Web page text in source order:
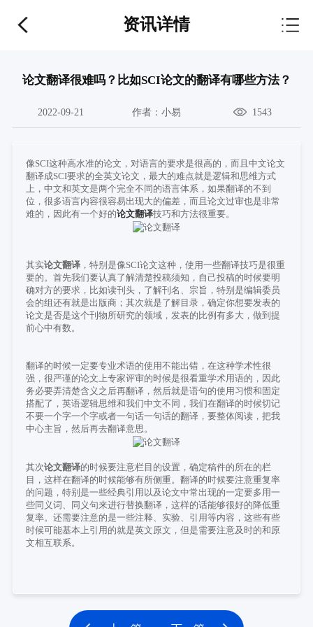
资讯详情
论文翻译很难吗？比如SCI论文的翻译有哪些方法？
2022-09-21 作者： 小易 1543
像SCI这种高水准的论文，对语言的要求是很高的，而且中文论文
翻译成SCI要求的全英文论文，最大的难点就是逻辑和思维方式
上，中文和英文是两个完全不同的语言体系，如果翻译的不到
位，很多语言内容很容易出现大的偏差，而且论文过审也是非常
难的，因此有一个好的论文翻译技巧和方法很重要。
其实论文翻译 ，特别是像SCI论文这种，使用一些翻译技巧是很重
要的。首先我们要认真了解清楚投稿须知，自己投稿的时候要明
确对方的要求，比如读刊头，了解刊名、宗旨，特别是编辑委员
会的组还有就是出版商；其次就是了解目录，确定你想要发表的
论文是否是这个刊物所研究的领域，发表的比例有多大，做到提
前心中有数。
翻译的时候一定要专业术语的使用不能出错，在这种学术性很
强，很严谨的论文上专家评审的时候是很看重学术用语的，因此
务必要弄清楚含义之后再翻译，然后就是语句的使用习惯和固定
搭配了，英语逻辑思维和我们中文不同，我们在翻译的时候切记
不要一个字一个字或者一句话一句话的翻译，要整体阅读，把我
中心主旨，然后再去翻译意思。
其次论文翻译的时候要注意栏目的设置，确定稿件的所在的栏
目，这样在翻译的时候能够有所侧重。翻译的时候要注意重复率
的问题，特别是一些经典引用以及论文中常出现的一定要多用一
些同义词、同义句来进行替换翻译，这样的话能够很好的降低重
复率。还需要注意的是一些注释、实验、引用等内容，这些有些
时候可能基本上引用的就是英文原文，但是需要注意及时的和原
文相互联系。